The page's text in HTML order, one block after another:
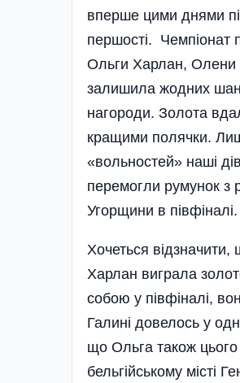
вперше цими днями
першості. Чемпіонат
Ольги Харлан, Олени
залишила жодних
нагороди. Золота
кращими полячки.
«вольностей» наші
перемогли румунок з
Угорщини в
Хочеться
Харлан виграла
собою у півфіналі,
Галині довелось у
що Ольга також
бельгійському місті